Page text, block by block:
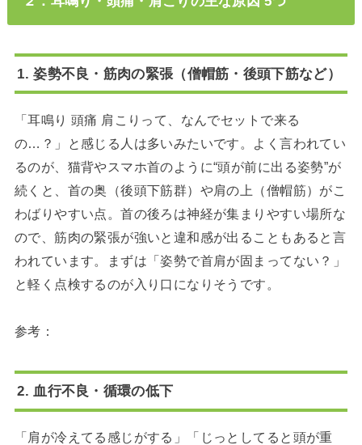
1. 姿勢不良・筋肉の緊張（僧帽筋・後頭下筋など）
「耳鳴り 頭痛 肩こりって、なんでセットで来る
の…？」と感じる人は多いみたいです。よく言われてい
るのが、猫背やスマホ首のように“頭が前に出る姿勢”が
続くと、首の奥（後頭下筋群）や肩の上（僧帽筋）がこ
わばりやすい点。首の後ろは神経が集まりやすい場所な
ので、筋肉の緊張が強いと違和感が出ることもあると言
われています。まずは「姿勢で首肩が固まってない？」
と軽く点検するのが入り口になりそうです。
参考：
2. 血行不良・循環の低下
「肩が冷えてる感じがする」「じっとしてると頭が重